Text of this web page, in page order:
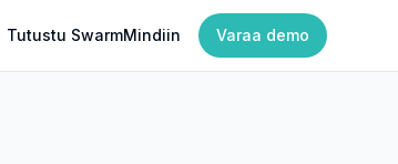
Tutustu SwarmMindiin Varaa demo